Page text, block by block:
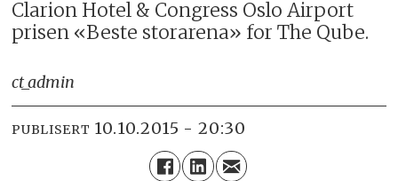
Clarion Hotel & Congress Oslo Airport
prisen «Beste storarena» for The Qube.
ct_admin
PUBLISERT 10.10.2015 - 20:30